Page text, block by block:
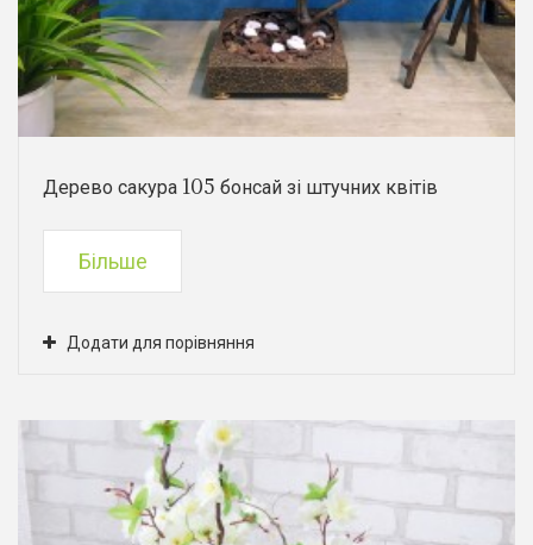
Дерево сакура 105 бонсай зі штучних квітів
Більше
Додати для порівняння